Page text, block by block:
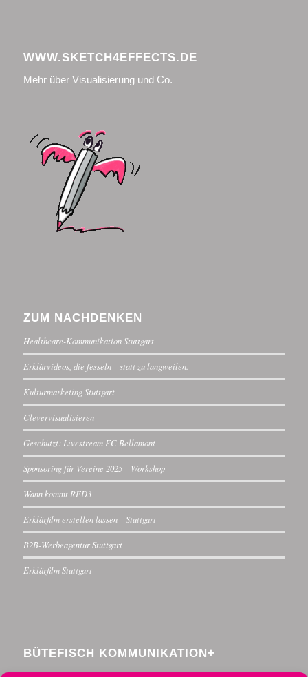
WWW.SKETCH4EFFECTS.DE
Mehr über Visualisierung und Co.
ZUM NACHDENKEN
Healthcare-Kommunikation Stuttgart
Erklärvideos, die fesseln – statt zu langweilen.
Kulturmarketing Stuttgart
Clevervisualisieren
Geschützt: Livestream FC Bellamont
Sponsoring für Vereine 2025 – Workshop
Wann kommt RED3
Erklärfilm erstellen lassen – Stuttgart
B2B-Werbeagentur Stuttgart
Erklärfilm Stuttgart
BÜTEFISCH KOMMUNIKATION+